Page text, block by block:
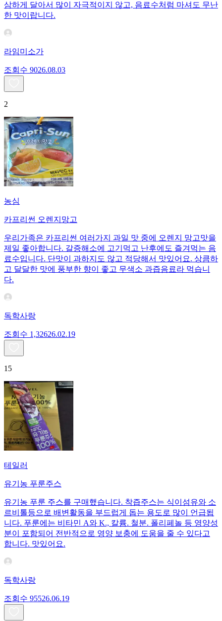
삼하게 달아서 많이 자극적이지 않고, 음료수처럼 마셔도 무난
한 맛이랍니다.
라임미소가
조회수 9026.08.03
2
농심
카프리썬 오렌지망고
우리가족은 카프리썬 여러가지 과일 맛 중에 오렌지 망고맛을
제일 좋아합니다. 갈증해소에 고기먹고 난후에도 즐겨먹는 음
료수입니다. 단맛이 과하지도 않고 적당해서 맛있어요. 상큼하
고 달달한 맛에 풍부한 향이 좋고 무색소 과즙음료라 먹습니
다.
독학사랑
조회수 1,32626.02.19
15
테일러
유기농 푸룬주스
유기농 푸룬 주스를 구매했습니다. 착즙주스는 식이섬유와 소
르비톨등으로 배변활동을 부드럽게 돕는 용도로 많이 언급됩
니다. 푸룬에는 비타민 A와 K., 칼륨. 철분. 폴리페놀 등 영양성
분이 포함되어 전반적으로 영양 보충에 도움을 줄 수 있다고
합니다. 맛있어요.
독학사랑
조회수 95526.06.19